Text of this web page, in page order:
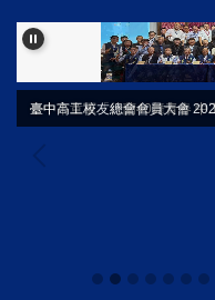
臺中高工校友總會會員大會
臺中市童軍「行蘭40舞青春 中